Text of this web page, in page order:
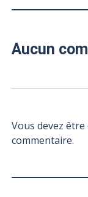
Aucun
Vous devez
commentaire.